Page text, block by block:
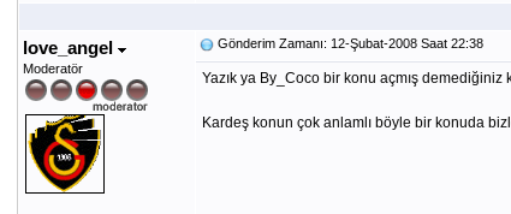
love_angel
Moderatör
Gönderim Zamanı: 12-Şubat-2008 Saat 22:38
Yazık ya By_Coco bir konu açmış
Kardeş konun çok anlamlı böyle bir konuda